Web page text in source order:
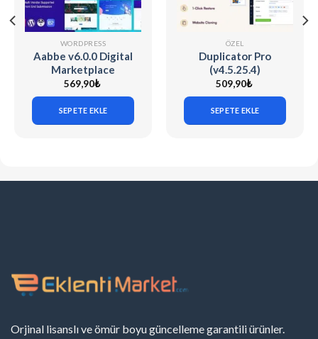
WORDPRESS
Aabbe v6.0.0 Digital
Marketplace
WordPress Theme
569,90₺
SEPETE EKLE
ÖZEL
Duplicator Pro
(v4.5.25.4)
WordPress Site
Migration & Backup
509,90₺
SEPETE EKLE
Orjinal lisanslı ve ömür boyu güncelleme garantili ürünler.